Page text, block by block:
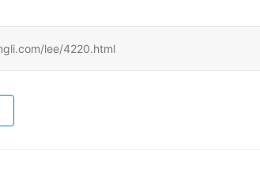
lee/4220.html